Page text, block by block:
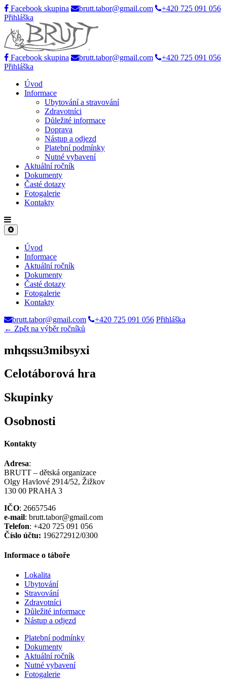
Facebook skupina brutt.tabor@gmail.com
+420 725 091 056
Přihláška
Facebook skupina brutt.tabor@gmail.com
+420 725 091 056
Přihláška
Úvod
Informace
Ubytování a stravování
Zdravotníci
Důležité informace
Doprava
Nástup a odjezd
Platební podmínky
Nutné vybavení
Aktuální ročník
Dokumenty
Časté dotazy
Fotogalerie
Kontakty
Úvod
Informace
Aktuální ročník
Dokumenty
Časté dotazy
Fotogalerie
Kontakty
brutt.tabor@gmail.com
+420 725 091 056 Přihláška
← Zpět na výběr ročníků
mhqssu3mibsyxi
Celotáborová hra
Skupinky
Osobnosti
Kontakty
Adresa:
BRUTT – dětská organizace
Olgy Havlové 2914/52, Žižkov
130 00 PRAHA 3
IČO: 26657546
e-mail: brutt.tabor@gmail.com
Telefon: +420 725 091 056
Číslo účtu: 196272912/0300
Informace o táboře
Lokalita
Ubytování
Stravování
Zdravotníci
Důležité informace
Nástup a odjezd
Platební podmínky
Dokumenty
Aktuální ročník
Nutné vybavení
Fotogalerie